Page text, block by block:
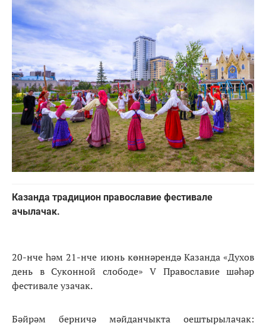
Казанда традицион православие фестивале
ачылачак.
20-нче һәм 21-нче июнь көннәрендә Казанда «Духов
день в Суконной слободе» V Православие шәһәр
фестивале узачак.
Бәйрәм берничә мәйданчыкта оештырылачак: